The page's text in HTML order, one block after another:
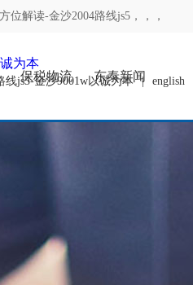
位解读-金沙2004路线js5 ，，，
线js5-金沙9001w以诚为本 | english
为本
保税物流 东泰新闻